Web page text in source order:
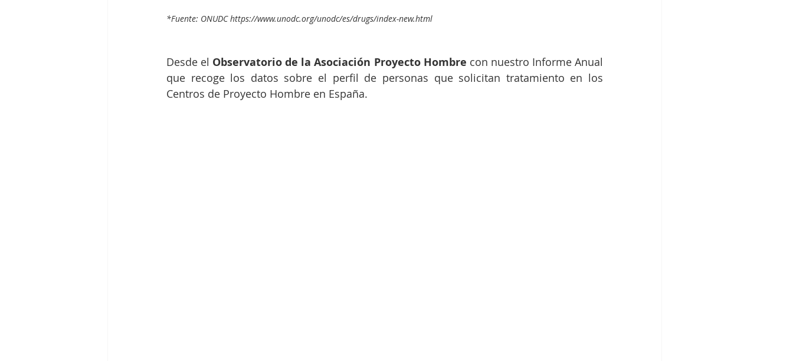
*Fuente: ONUDC https://www.unodc.org/unodc/es/drugs/index-new.html
Desde el Observatorio de la Asociación Proyecto Hombre con nuestro Informe Anual
que recoge los datos sobre el perfil de personas que solicitan tratamiento en los
Centros de Proyecto Hombre en España.